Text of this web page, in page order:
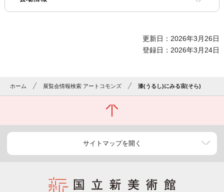
更新日：2026年3月26日
登録日：2026年3月24日
ホーム 展覧会情報検索 アートコモンズ 漆(うるし)にみる宙(そら)
サイトマップを開く